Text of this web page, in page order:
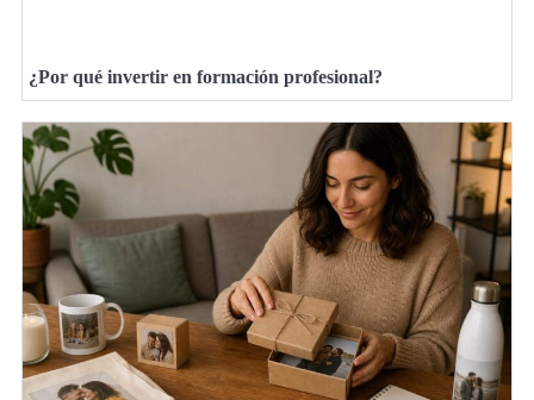
¿Por qué invertir en formación profesional?